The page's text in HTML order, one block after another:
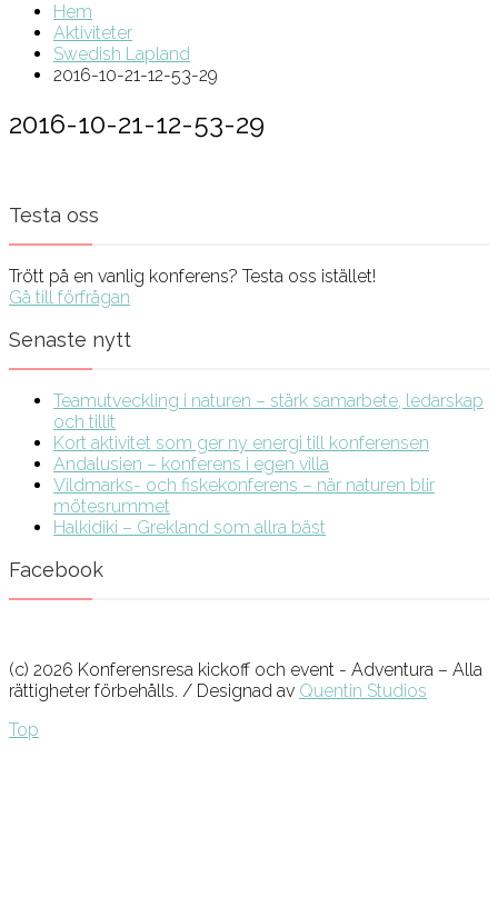
Hem
Aktiviteter
Swedish Lapland
2016-10-21-12-53-29
2016-10-21-12-53-29
Testa oss
Trött på en vanlig konferens? Testa oss istället!
Gå till förfrågan
Senaste nytt
Teamutveckling i naturen – stärk samarbete, ledarskap
och tillit
Kort aktivitet som ger ny energi till konferensen
Andalusien – konferens i egen villa
Vildmarks- och fiskekonferens – när naturen blir
mötesrummet
Halkidiki – Grekland som allra bäst
Facebook
(c) 2026 Konferensresa kickoff och event - Adventura – Alla
rättigheter förbehålls. / Designad av Quentin Studios
Top